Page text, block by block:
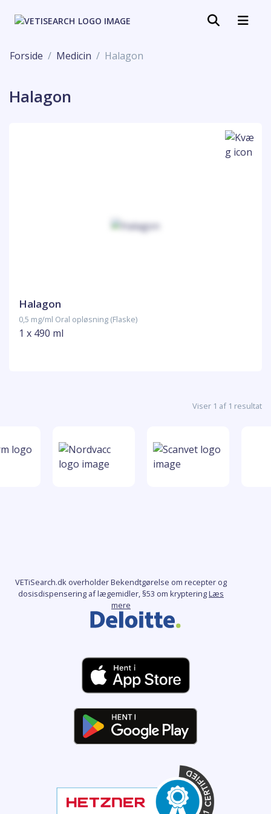
Forside Medicin Halagon
Halagon
Halagon
0,5 mg/ml Oral opløsning (Flaske)
1 x 490 ml
Viser 1 af 1 resultat
VETiSearch.dk overholder Bekendtgørelse om recepter og
dosisdispensering af lægemidler, §53 om krypteringLæs
mere